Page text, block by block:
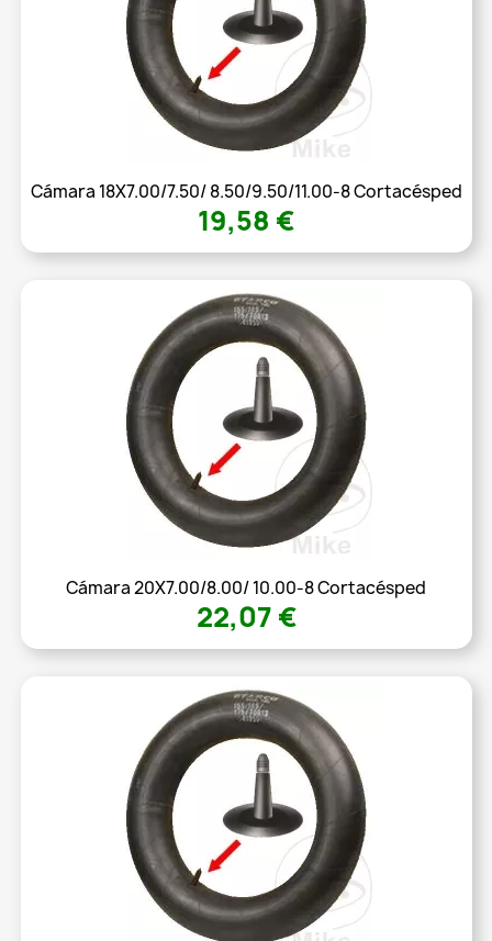
Cámara 18X7.00/7.50/ 8.50/9.50/11.00-8 Cortacésped
19,58 €
Cámara 20X7.00/8.00/ 10.00-8 Cortacésped
22,07 €